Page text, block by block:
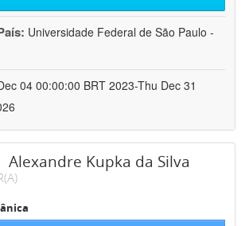
Universidade Federal de São Paulo -
04 00:00:00 BRT 2023-Thu Dec 31
Alexandre Kupka da Silva